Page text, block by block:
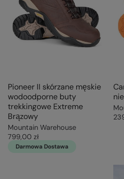
Pioneer II skórzane męskie
wodoodporne buty
trekkingowe Extreme
Brązowy
Mountain Warehouse
799,00 zł
Darmowa Dostawa